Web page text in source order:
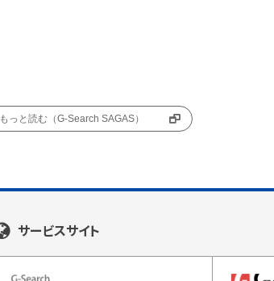
もっと読む（G-Search SAGAS）
サービスサイト